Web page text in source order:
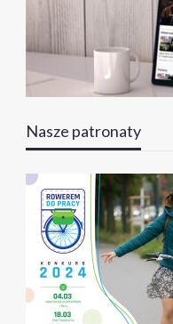
Nasze patronaty